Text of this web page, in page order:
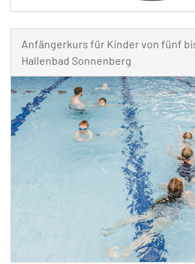
Anfängerkurs für Kinder von fünf
Hallenbad Sonnenberg